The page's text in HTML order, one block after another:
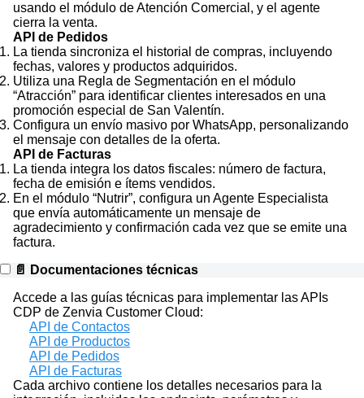
usando el módulo de Atención Comercial, y el agente
cierra la venta.
API de Pedidos
La tienda sincroniza el historial de compras, incluyendo
fechas, valores y productos adquiridos.
Utiliza una Regla de Segmentación en el módulo
“Atracción” para identificar clientes interesados en una
promoción especial de San Valentín.
Configura un envío masivo por WhatsApp, personalizando
el mensaje con detalles de la oferta.
API de Facturas
La tienda integra los datos fiscales: número de factura,
fecha de emisión e ítems vendidos.
En el módulo “Nutrir”, configura un Agente Especialista
que envía automáticamente un mensaje de
agradecimiento y confirmación cada vez que se emite una
factura.
📄 Documentaciones técnicas
Accede a las guías técnicas para implementar las APIs
CDP de Zenvia Customer Cloud:
API de Contactos
API de Productos
API de Pedidos
API de Facturas
Cada archivo contiene los detalles necesarios para la